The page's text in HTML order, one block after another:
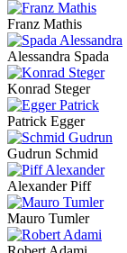
Franz Mathis
Alessandra Spada
Konrad Steger
Patrick Egger
Gudrun Schmid
Alexander Piff
Mauro Tumler